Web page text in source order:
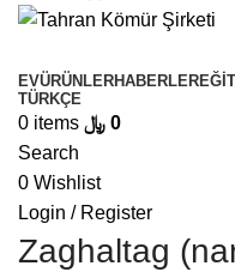
EVÜRÜNLERHABERLER
TÜRKÇE
0 items 0 ﷼
Search
0 Wishlist
Login / Register
Zaghaltag